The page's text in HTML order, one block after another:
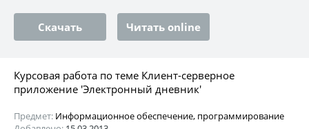
Скачать Читать online
Курсовая работа по теме Клиент-серверное
приложение 'Электронный дневник'
Предмет: Информационное обеспечение, программирование